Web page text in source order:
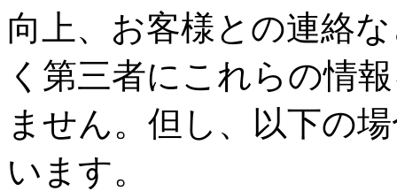
向上、お客様との連絡
く第三者にこれらの情
ません。但し、以下の
います。